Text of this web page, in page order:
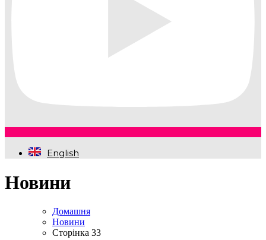
English
Новини
Домашня
Новини
Сторінка 33